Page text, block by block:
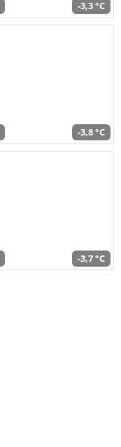
-3,3 °C
-3,8 °C
-3,7 °C